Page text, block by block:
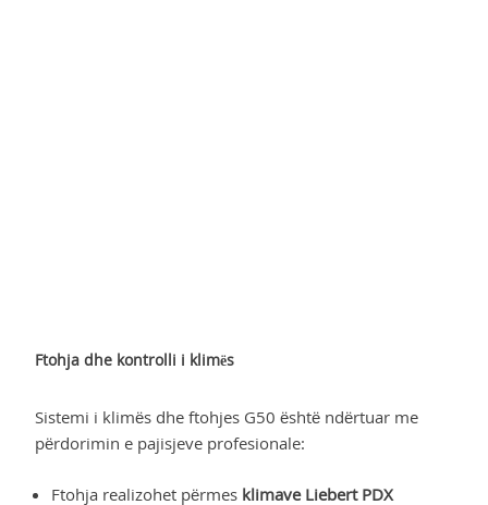
Ftohja dhe kontrolli i klimës
Sistemi i klimës dhe ftohjes G50 është ndërtuar me
përdorimin e pajisjeve profesionale:
Ftohja realizohet përmes klimave Liebert PDX